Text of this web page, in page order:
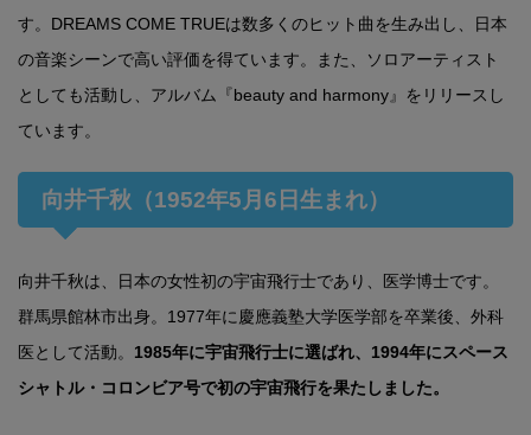
す。DREAMS COME TRUEは数多くのヒット曲を生み出し、日本
の音楽シーンで高い評価を得ています。また、ソロアーティスト
としても活動し、アルバム『beauty and harmony』をリリースし
ています。
向井千秋（1952年5月6日生まれ）
向井千秋は、日本の女性初の宇宙飛行士であり、医学博士です。
群馬県館林市出身。1977年に慶應義塾大学医学部を卒業後、外科
医として活動。 1985年に宇宙飛行士に選ばれ、1994年にスペース
シャトル・コロンビア号で初の宇宙飛行を果たしました。